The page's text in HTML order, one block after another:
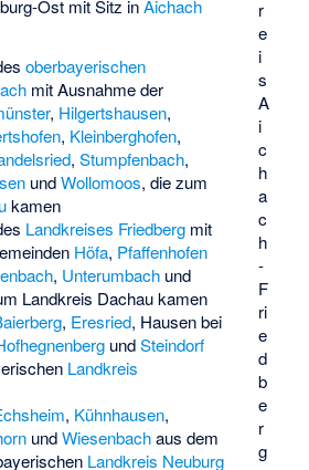
r
e
i
s
A
i
c
h
a
c
h
-
F
ri
e
d
b
e
r
g
Ost mit Sitz inAichach
oberbayerischen
mit Ausnahme der
, Hilgertshausen,
, Kleinberghofen,
, Stumpfenbach,
undWollomoos, die zum
kamen
Landkreises Friedbergmit
Höfa, Pfaffenhofen
, Unterumbachund
Landkreis Dachau kamen
, Eresried, Hausen bei
undSteindorf
Landkreis
, Kühnhausen,
undWiesenbachaus dem
Landkreis Neuburg